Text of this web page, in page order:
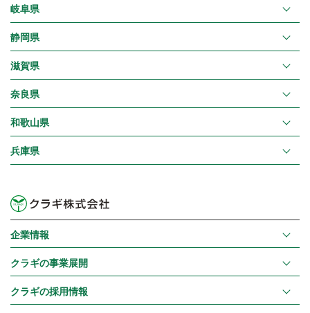
岐阜県
静岡県
滋賀県
奈良県
和歌山県
兵庫県
企業情報
クラギの事業展開
クラギの採用情報